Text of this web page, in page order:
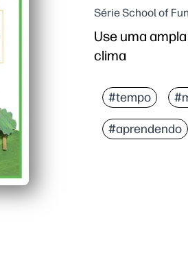
Série School of
Use uma
clima
#tempo
#aprendendo